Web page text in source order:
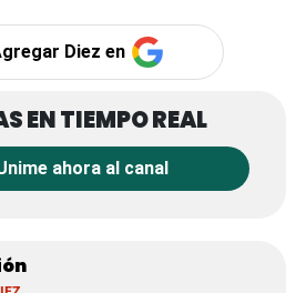
Diez en
ahora al canal